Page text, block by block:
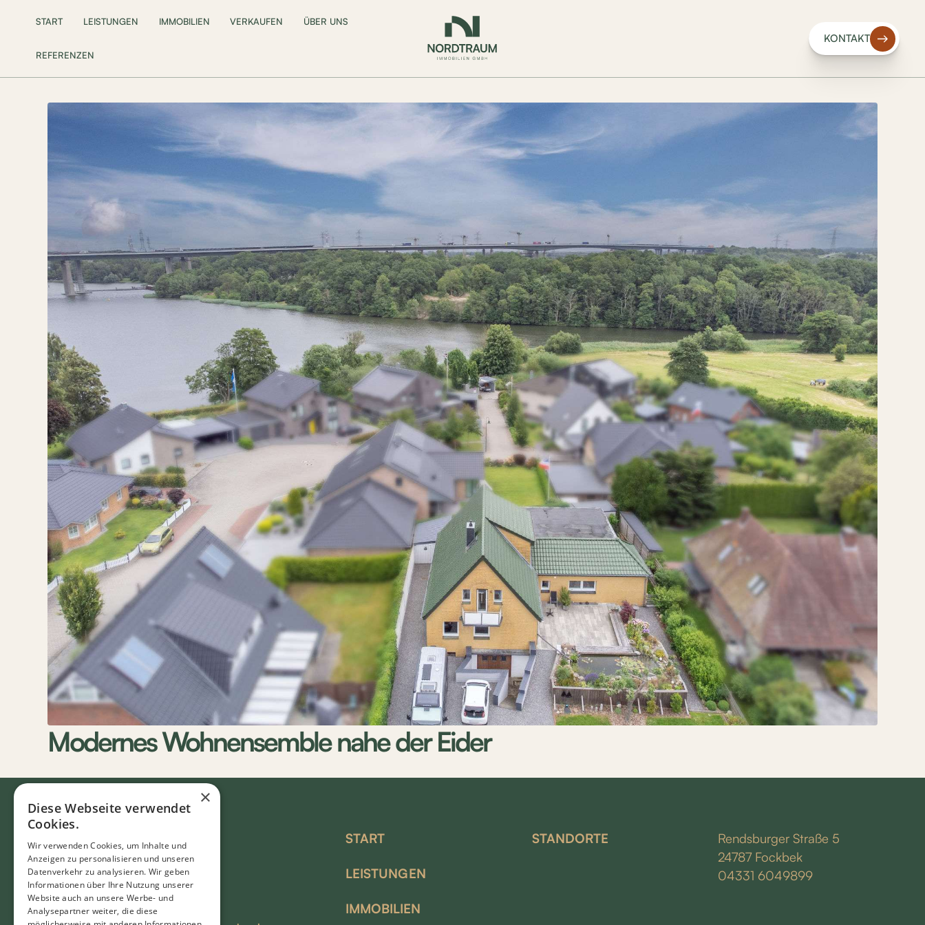
START LEISTUNGEN IMMOBILIEN VERKAUFEN ÜBER UNS
REFERENZEN
KONTAKT
KONTAKT
Modernes Wohnensemble nahe der Eider
START
LEISTUNGEN
IMMOBILIEN
STANDORTE
Rendsburger Straße 5
24787 Fockbek
04331 6049899
×
Diese Webseite verwendet
Cookies.
Wir verwenden Cookies, um Inhalte und
Anzeigen zu personalisieren und unseren
Datenverkehr zu analysieren. Wir geben
Informationen über Ihre Nutzung unserer
Website auch an unsere Werbe- und
Analysepartner weiter, die diese